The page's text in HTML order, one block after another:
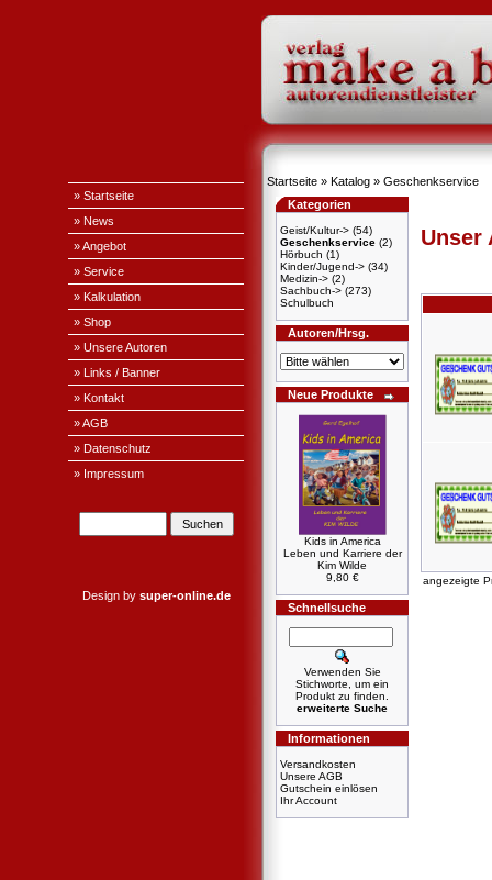
» Startseite
» News
» Angebot
» Service
» Kalkulation
» Shop
» Unsere Autoren
» Links / Banner
» Kontakt
» AGB
» Datenschutz
» Impressum
Design by super-online.de
Startseite » Katalog » Geschenkservice
Kategorien
Geist/Kultur-> (54)
Geschenkservice (2)
Hörbuch (1)
Kinder/Jugend-> (34)
Medizin-> (2)
Sachbuch-> (273)
Schulbuch
Autoren/Hrsg.
Neue Produkte
Kids in America
Leben und Karriere der
Kim Wilde
9,80 €
Schnellsuche
Verwenden Sie
Stichworte, um ein
Produkt zu finden.
erweiterte Suche
Informationen
Versandkosten
Unsere AGB
Gutschein einlösen
Ihr Account
Unser
angezeigte